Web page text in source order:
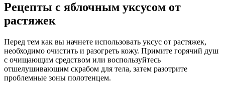
Рецепты с яблочным уксусом от
растяжек
Перед тем как вы начнете использовать уксус от растяжек,
необходимо очистить и разогреть кожу. Примите горячий душ
с очищающим средством или воспользуйтесь
отшелушивающим скрабом для тела, затем разотрите
проблемные зоны полотенцем.